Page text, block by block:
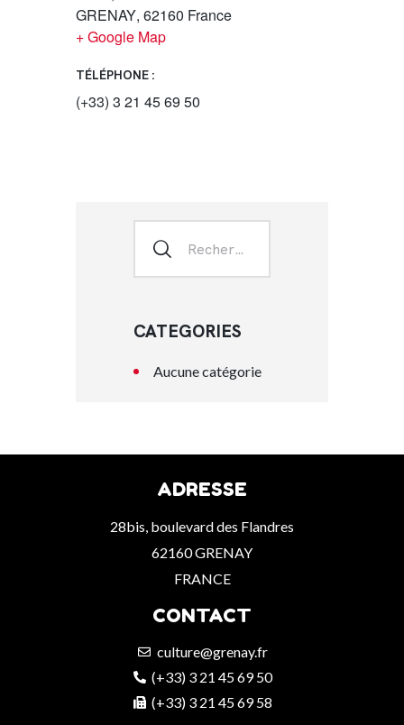
GRENAY, 62160 France
+ Google Map
TÉLÉPHONE :
(+33) 3 21 45 69 50
CATEGORIES
Aucune catégorie
ADRESSE
28bis, boulevard des Flandres
62160 GRENAY
FRANCE
CONTACT
culture@grenay.fr
(+33) 3 21 45 69 50
(+33) 3 21 45 69 58